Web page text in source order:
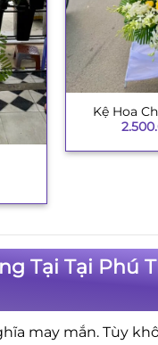
Kệ Hoa
Tại Tại Phú
may mắn. Tùy